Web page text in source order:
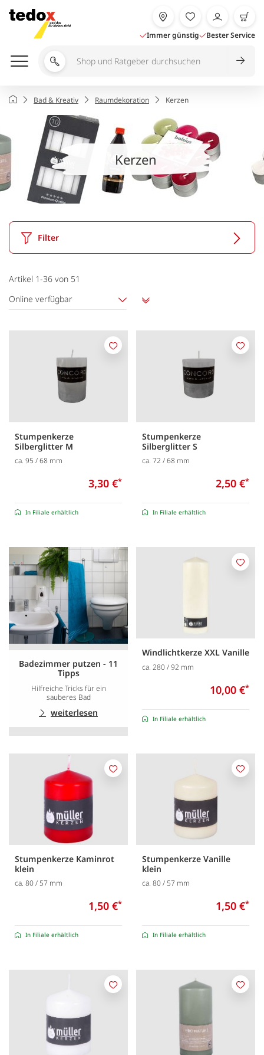
Inhalt
springen
Immer günstig Bester Service
Shop
durchsuchen
StartseiteBad & Kreativ Raumdekoration Kerzen
Kerzen
Filter
Artikel 1-36 von 51
Online verfügbar
Stumpenkerze
Silberglitter M
ca. 95 / 68 mm
3,30 €*
In Filiale erhältlich
Merken
Stumpenkerze
Silberglitter S
ca. 72 / 68 mm
2,50 €*
In Filiale erhältlich
Badezimmer putzen - 11
Tipps
Hilfreiche Tricks für ein
sauberes Bad
weiterlesen
Windlichtkerze XXL Vanille
ca. 280 / 92 mm
10,00 €*
In Filiale erhältlich
Stumpenkerze Kaminrot
klein
ca. 80 / 57 mm
1,50 €*
In Filiale erhältlich
Merken
Stumpenkerze Vanille
klein
ca. 80 / 57 mm
1,50 €*
In Filiale erhältlich
Merken